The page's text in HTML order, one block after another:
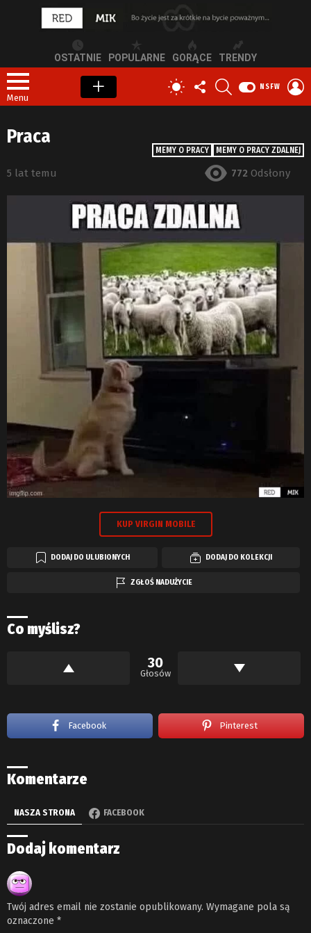
OSTATNIE POPULARNE GORĄCE TRENDY
Menu
PRZEŁĄCZ
SKÓRKĘ
OBSERWUJ
NAS
NSFW
MEMY O PRACY MEMY O PRACY ZDALNEJ
Praca
5 lat temu 772 Odsłony
KUP VIRGIN MOBILE
DODAJ DO ULUBIONYCH DODAJ DO KOLEKCJI
ZGŁOŚ NADUŻYCIE
Co myślisz?
30
Głosów
Facebook Pinterest
Komentarze
NASZA STRONA FACEBOOK
Dodaj komentarz
Twój adres email nie zostanie opublikowany. Wymagane pola są
oznaczone *